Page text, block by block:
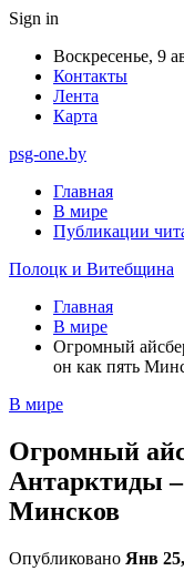
Sign in
Воскресенье, 9
Контакты
Лента
Карта
psg-one.by
Главная
В мире
Публикации
Полоцк и Витебщина
Главная
В мире
Огромный
он как пять
В мире
Огромный
Антарктиды
Минсков
Опубликовано Янв